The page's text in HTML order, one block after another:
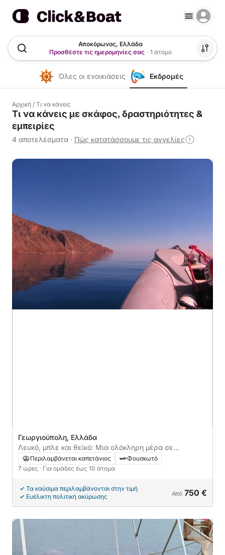
Αποκόρωνος, Ελλάδα
Προσθέστε τις ημερομηνίες σας · 1 άτομο
Όλες οι ενοικιάσεις Εκδρομές
Αρχική / Τι να κάνεις
Τι να κάνεις με σκάφος, δραστηριότητες &
εμπειρίες
4 αποτελέσματα · Πώς κατατάσσουμε τις αγγελίες
Γεωργιούπολη, Ελλάδα
Λευκό, μπλε και θεϊκό: Μια ολόκληρη μέρα σε
μηχανοκίνητο σκάφος
Περιλαμβάνεται καπετάνιος
Φουσκωτό
7 ώρες · Για ομάδες έως 10 άτομα
Τα καύσιμα περιλαμβάνονται στην τιμή
Ευέλικτη πολιτική ακύρωσης
Από 750 €